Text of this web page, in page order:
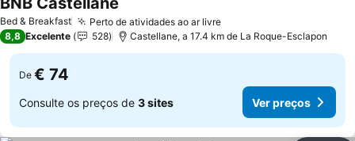
Bed & Breakfast Perto de atividades ao ar livreVer preços
8,8 Excelente 528 Castellane, a 17.4 km de La Roque-Esclapon
De € 74
Consulte os preços de 3 sites Ver preços